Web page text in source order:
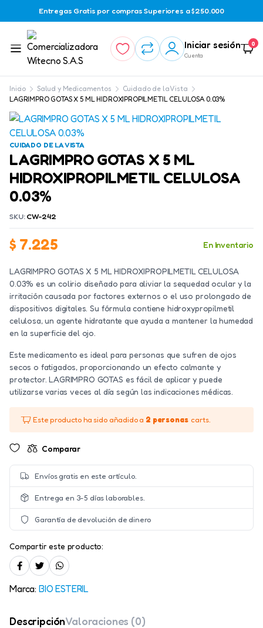
Entregas Gratis por compras Superiores a $250.000
Iniciar sesión
Cuenta
0
Inicio Salud y Medicamentos
Cuidado de la Vista
LAGRIMPRO GOTAS X 5 ML HIDROXIPROPILMETIL CELULOSA 0.03%
CUIDADO DE LA VISTA
LAGRIMPRO GOTAS X 5 ML
HIDROXIPROPILMETIL CELULOSA
0.03%
SKU: CW-242
$7.225 En Inventario
LAGRIMPRO GOTAS X 5 ML HIDROXIPROPILMETIL CELULOSA
0.03% es un colirio diseñado para aliviar la sequedad ocular y la
irritación causada por factores externos o el uso prolongado de
dispositivos digitales. Su fórmula contiene hidroxypropilmetil
celulosa, un agente hidratante que ayuda a mantener la humedad
en la superficie del ojo.
Este medicamento es ideal para personas que sufren de ojos
secos o fatigados, proporcionando un efecto calmante y
protector. LAGRIMPRO GOTAS es fácil de aplicar y puede
utilizarse varias veces al día según las indicaciones médicas.
Este producto ha sido añadido a 2 personas carts.
Comparar
Envíos gratis en este artículo.
Entrega en 3-5 días laborables.
Garantía de devolución de dinero
Compartir este producto:
Marca: BIO ESTERIL
DescripciónValoraciones (0)